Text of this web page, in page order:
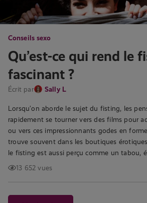
Conseils sexo
Qu’est-ce qui rend le
fascinant ?
Écrit par Sally L
Lorsqu’on aborde le sujet du fisting, les
rapidement se tourner vers des films pour
ou vers ces impressionnants godes en
trouve souvent dans les boutiques
le fisting est aussi perçu comme un tabou,
13 652 vues